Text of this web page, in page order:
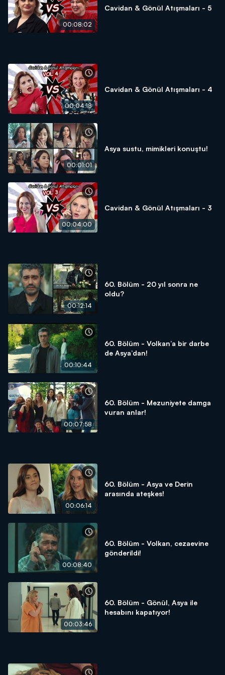
00:08:02
Cavidan & Gönül Atışmaları - 5
00:04:18
Cavidan & Gönül Atışmaları - 4
00:01:01
Asya sustu, mimikleri konuştu!
00:04:00
Cavidan & Gönül Atışmaları - 3
00:12:14
60. Bölüm - 20 yıl sonra ne
oldu?
00:10:44
60. Bölüm - Volkan’a bir darbe
de Asya’dan!
00:07:58
60. Bölüm - Mezuniyete damga
vuran anlar!
00:06:14
60. Bölüm - Asya ve Derin
arasında ateşkes!
00:08:40
60. Bölüm - Volkan, cezaevine
gönderildi!
00:03:46
60. Bölüm - Gönül, Asya ile
hesabını kapatıyor!